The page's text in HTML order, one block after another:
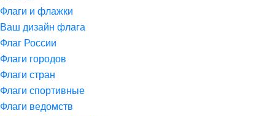
Флаги и флажки
Ваш дизайн флага
Флаг России
Флаги городов
Флаги стран
Флаги спортивные
Флаги ведомств